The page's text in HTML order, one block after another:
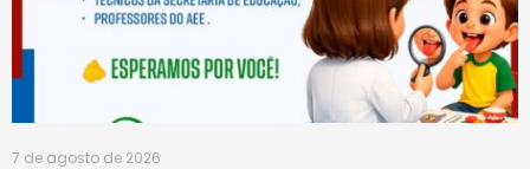
7 de agosto de 2026